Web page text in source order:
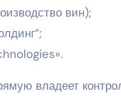
вин);
владеет